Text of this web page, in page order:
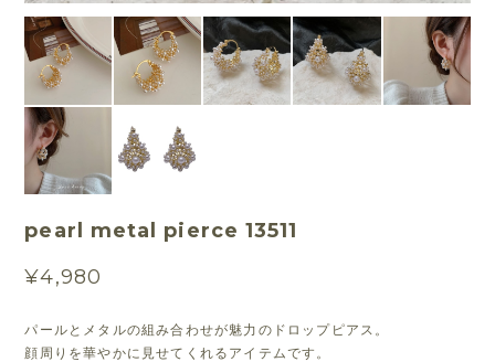
pearl metal pierce 13511
¥4,980
パールとメタルの組み合わせが魅力のドロップピアス。
顔周りを華やかに見せてくれるアイテムです。